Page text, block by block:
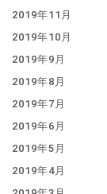
2019年11月
2019年10月
2019年9月
2019年8月
2019年7月
2019年6月
2019年5月
2019年4月